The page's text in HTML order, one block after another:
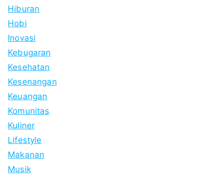
Hiburan
Hobi
Inovasi
Kebugaran
Kesehatan
Kesenangan
Keuangan
Komunitas
Kuliner
Lifestyle
Makanan
Musik